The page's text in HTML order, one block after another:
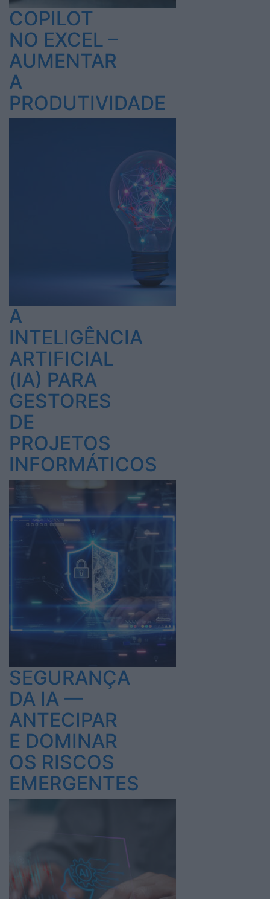
COPILOT
NO EXCEL –
AUMENTAR
A
PRODUTIVIDADE
A
INTELIGÊNCIA
ARTIFICIAL
(IA) PARA
GESTORES
DE
PROJETOS
INFORMÁTICOS
SEGURANÇA
DA IA —
ANTECIPAR
E DOMINAR
OS RISCOS
EMERGENTES